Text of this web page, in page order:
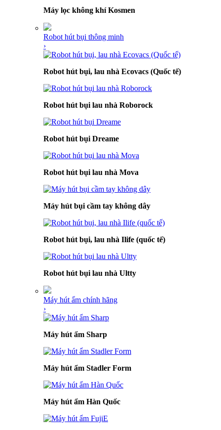
Máy lọc không khí Kosmen
Robot hút bụi thông minh
›
Robot hút bụi, lau nhà Ecovacs (Quốc tế)
Robot hút bụi lau nhà Roborock
Robot hút bụi Dreame
Robot hút bụi lau nhà Mova
Máy hút bụi cầm tay không dây
Robot hút bụi, lau nhà Ilife (quốc tế)
Robot hút bụi lau nhà Ultty
Máy hút ẩm chính hãng
›
Máy hút ẩm Sharp
Máy hút ẩm Stadler Form
Máy hút ẩm Hàn Quốc